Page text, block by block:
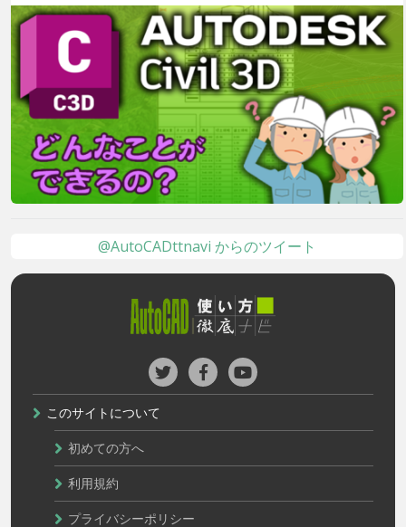
@AutoCADttnavi からのツイート
このサイトについて
初めての方へ
利用規約
プライバシーポリシー